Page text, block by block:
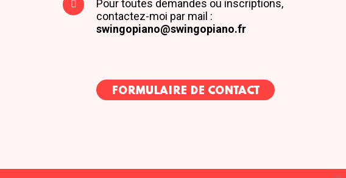
Pour toutes demandes ou inscriptions,
contactez-moi par mail :
swingopiano@swingopiano.fr
FORMULAIRE DE CONTACT